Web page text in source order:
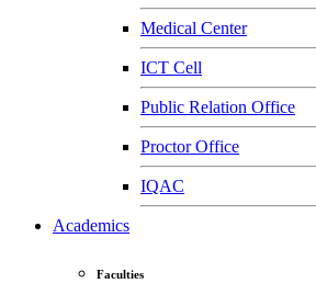
Medical Center
ICT Cell
Public Relation Office
Proctor Office
IQAC
Academics
Faculties